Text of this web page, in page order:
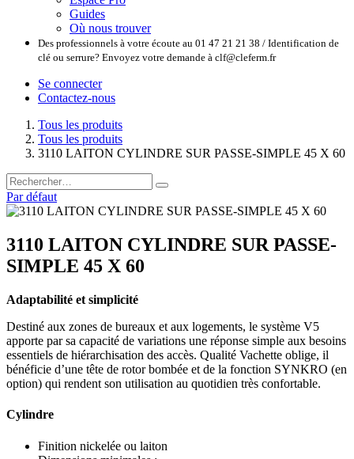
Guides
Où nous trouver
Des professionnels à votre écoute au 01 47 21 21 38 / Identification de
clé ou serrure? Envoyez votre demande à clf@cleferm.fr
Se connecter
Contactez-nous
Tous les produits
Tous les produits
3110 LAITON CYLINDRE SUR PASSE-SIMPLE 45 X 60
Par défaut
3110 LAITON CYLINDRE SUR PASSE-
SIMPLE 45 X 60
Adaptabilité et simplicité
Destiné aux zones de bureaux et aux logements, le système V5
apporte par sa capacité de variations une réponse simple aux besoins
essentiels de hiérarchisation des accès. Qualité Vachette oblige, il
bénéficie d’une tête de rotor bombée et de la fonction SYNKRO (en
option) qui rendent son utilisation au quotidien très confortable.
Cylindre
Finition nickelée ou laiton